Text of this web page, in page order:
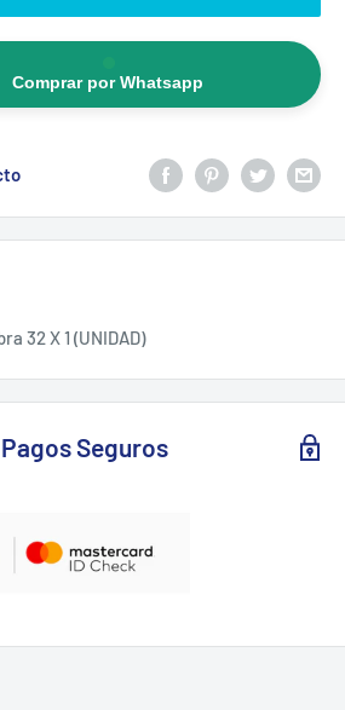
Comprar por Whatsapp
32 X 1 (UNIDAD)
Seguros